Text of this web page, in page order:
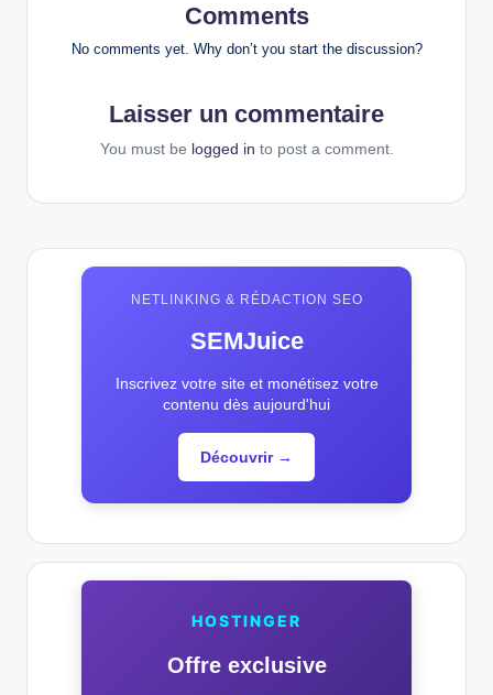
Comments
No comments yet. Why don’t you start the discussion?
Laisser un commentaire
You must be logged in to post a comment.
NETLINKING & RÉDACTION SEO
SEMJuice
Inscrivez votre site et monétisez votre
contenu dès aujourd'hui
Découvrir →
HOSTINGER
Offre exclusive